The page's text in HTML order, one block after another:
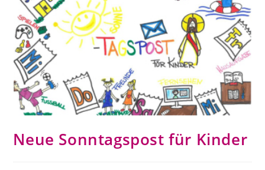
Neue Sonntagspost für Kinder